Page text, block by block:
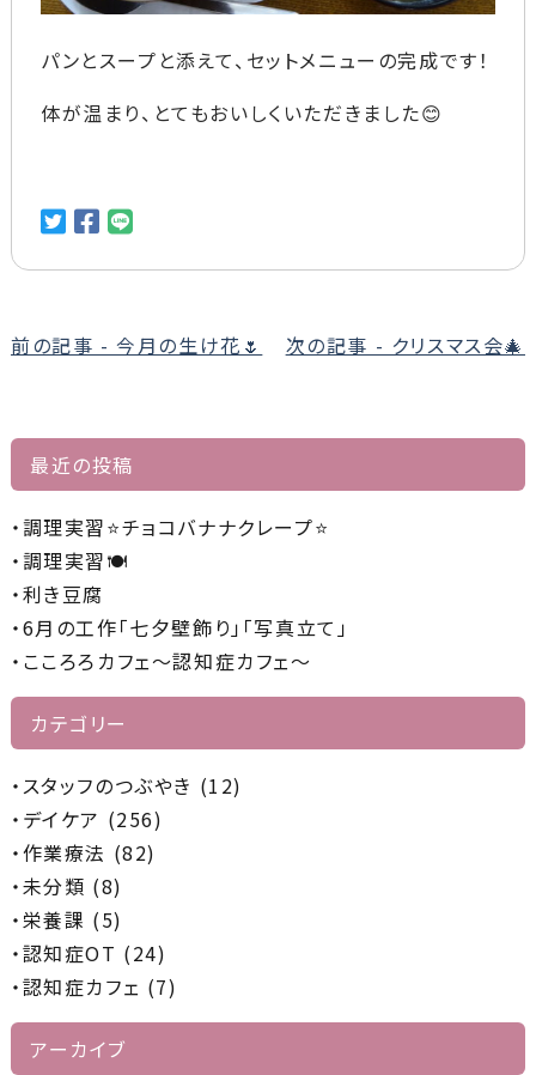
パンとスープと添えて、セットメニューの完成です！
体が温まり、とてもおいしくいただきました😊
前
記
事
へ
の
リ
ン
ク
前の記事 - 今月の生け花🌷 次の記事 - クリスマス会🎄
最近の投稿
調理実習⭐チョコバナナクレープ⭐
調理実習🍽️
利き豆腐
6月の工作「七夕壁飾り」「写真立て」
こころろカフェ～認知症カフェ～
カテゴリー
スタッフのつぶやき (12)
デイケア (256)
作業療法 (82)
未分類 (8)
栄養課 (5)
認知症OT (24)
認知症カフェ (7)
アーカイブ